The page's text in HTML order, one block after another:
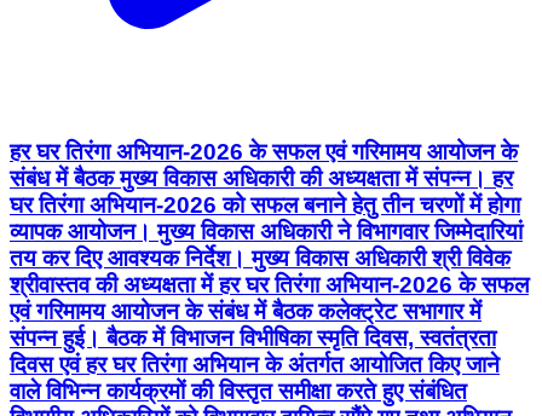
हर घर तिरंगा अभियान-2026 के सफल एवं गरिमामय आयोजन के
संबंध में बैठक मुख्य विकास अधिकारी की अध्यक्षता में संपन्न। हर
घर तिरंगा अभियान-2026 को सफल बनाने हेतु तीन चरणों में होगा
व्यापक आयोजन। मुख्य विकास अधिकारी ने विभागवार जिम्मेदारियां
तय कर दिए आवश्यक निर्देश। मुख्य विकास अधिकारी श्री विवेक
श्रीवास्तव की अध्यक्षता में हर घर तिरंगा अभियान-2026 के सफल
एवं गरिमामय आयोजन के संबंध में बैठक कलेक्ट्रेट सभागार में
संपन्न हुई। बैठक में विभाजन विभीषिका स्मृति दिवस, स्वतंत्रता
दिवस एवं हर घर तिरंगा अभियान के अंतर्गत आयोजित किए जाने
वाले विभिन्न कार्यक्रमों की विस्तृत समीक्षा करते हुए संबंधित